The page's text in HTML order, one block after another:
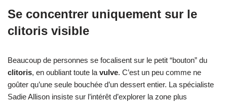
Se concentrer uniquement sur le
clitoris visible
Beaucoup de personnes se focalisent sur le petit “bouton” du
clitoris, en oubliant toute la vulve. C’est un peu comme ne
goûter qu’une seule bouchée d’un dessert entier. La spécialiste
Sadie Allison insiste sur l’intérêt d’explorer la zone plus